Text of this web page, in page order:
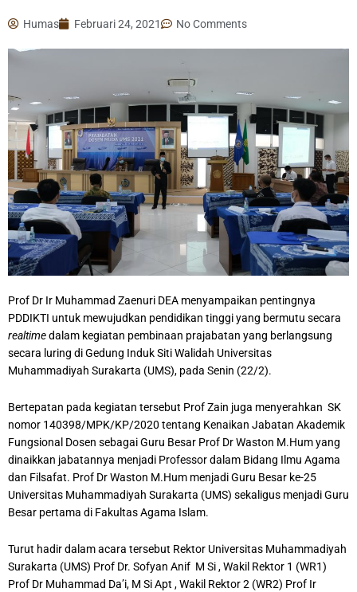
Humas Februari 24, 2021 No Comments
Prof Dr Ir Muhammad Zaenuri DEA menyampaikan pentingnya
PDDIKTI untuk mewujudkan pendidikan tinggi yang bermutu secara
realtimedalam kegiatan pembinaan prajabatan yang berlangsung
secara luring di Gedung Induk Siti Walidah Universitas
Muhammadiyah Surakarta (UMS), pada Senin (22/2).
Bertepatan pada kegiatan tersebut Prof Zain juga menyerahkan SK
nomor 140398/MPK/KP/2020 tentang Kenaikan Jabatan Akademik
Fungsional Dosen sebagai Guru Besar Prof Dr Waston M.Hum yang
dinaikkan jabatannya menjadi Professor dalam Bidang Ilmu Agama
dan Filsafat. Prof Dr Waston M.Hum menjadi Guru Besar ke-25
Universitas Muhammadiyah Surakarta (UMS) sekaligus menjadi Guru
Besar pertama di Fakultas Agama Islam.
Turut hadir dalam acara tersebut Rektor Universitas Muhammadiyah
Surakarta (UMS) Prof Dr. Sofyan Anif M Si , Wakil Rektor 1 (WR1)
Prof Dr Muhammad Da’i, M Si Apt , Wakil Rektor 2 (WR2) Prof Ir